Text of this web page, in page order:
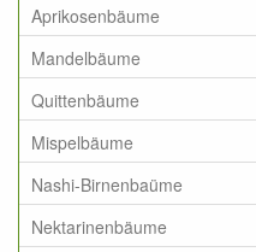
Aprikosenbäume
Mandelbäume
Quittenbäume
Mispelbäume
Nashi-Birnenbaüme
Nektarinenbäume